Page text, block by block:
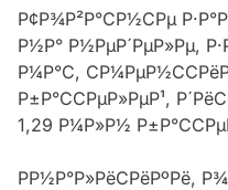
Р¢Р¾Р²Р°СР½СРµ
Р½Р° Р½РµР´РµР»Рµ,
Р¼Р°С,
Р±Р°ССРµР»РµР¹,
1,29 Р¼Р»Р½
РР½Р°Р»РёСРёРºРё,